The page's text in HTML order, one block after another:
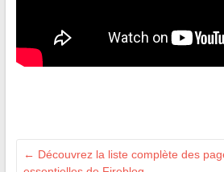
← Découvrez la liste complète des